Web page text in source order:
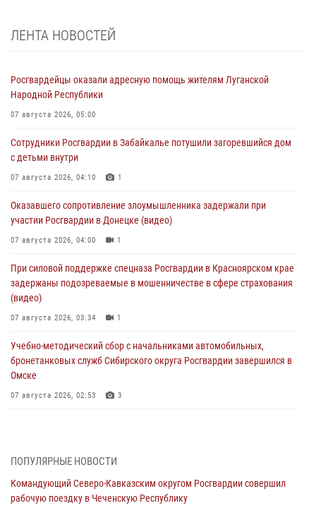
ЛЕНТА НОВОСТЕЙ
Росгвардейцы оказали адресную помощь жителям Луганской
Народной Республики
07 августа 2026, 05:00
Сотрудники Росгвардии в Забайкалье потушили загоревшийся дом
с детьми внутри
07 августа 2026, 04:10 1
Оказавшего сопротивление злоумышленника задержали при
участии Росгвардии в Донецке (видео)
07 августа 2026, 04:00 1
При силовой поддержке спецназа Росгвардии в Красноярском крае
задержаны подозреваемые в мошенничестве в сфере страхования
(видео)
07 августа 2026, 03:34 1
Учебно-методический сбор с начальниками автомобильных,
бронетанковых служб Сибирского округа Росгвардии завершился в
Омске
07 августа 2026, 02:53 3
В Нижнем Новгороде состоялось Всероссийское совещание-
ПОПУЛЯРНЫЕ НОВОСТИ
Командующий Северо-Кавказским округом Росгвардии совершил
рабочую поездку в Чеченскую Республику